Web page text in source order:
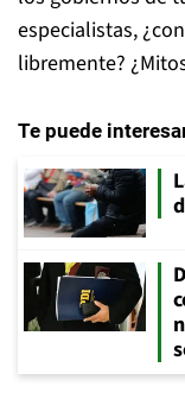
especialistas,
libremente?
Te puede